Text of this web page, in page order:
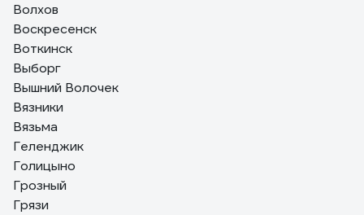
Волхов
Воскресенск
Воткинск
Выборг
Вышний Волочек
Вязники
Вязьма
Геленджик
Голицыно
Грозный
Грязи